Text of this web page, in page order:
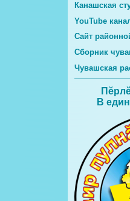
Канашская
YouTube
Сайт
Сборник
Чувашская
В